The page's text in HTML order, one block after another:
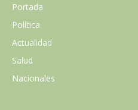
Portada
Política
Actualidad
Salud
Nacionales